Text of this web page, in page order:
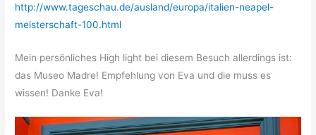
http://www.tageschau.de/ausland/europa/italien-neapel-
meisterschaft-100.html
Mein persönliches High light bei diesem Besuch allerdings ist:
das Museo Madre! Empfehlung von Eva und die muss es
wissen! Danke Eva!